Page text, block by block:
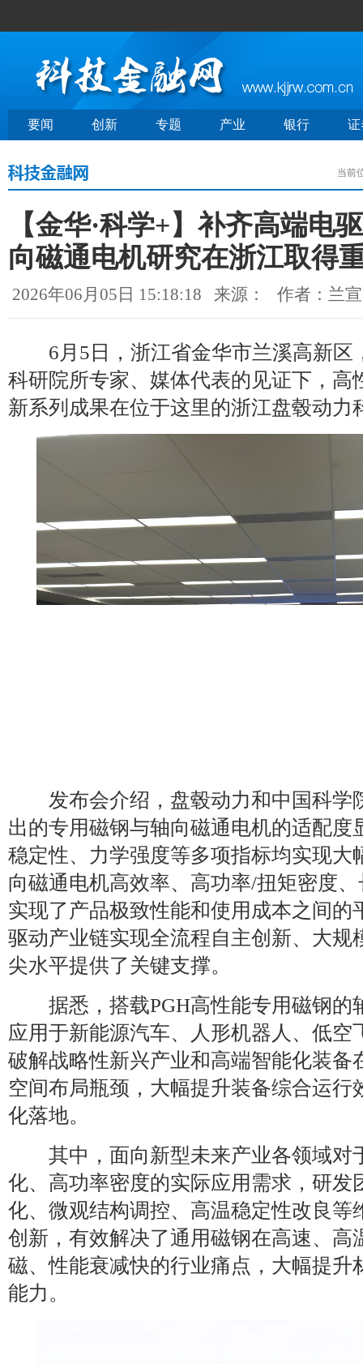
要闻 创新 专题 产业 银行 证
当前
【金华·科学+】补齐高端电
向磁通电机研究在浙江取得
2026年06月05日 15:18:18 来源： 作者：兰
6月5日，浙江省金华市兰溪高新区
科研院所专家、媒体代表的见证下，高
新系列成果在位于这里的浙江盘毂动力
发布会介绍，盘毂动力和中国科学
出的专用磁钢与轴向磁通电机的适配度
稳定性、力学强度等多项指标均实现大
向磁通电机高效率、高功率/扭矩密度
实现了产品极致性能和使用成本之间的
驱动产业链实现全流程自主创新、大规
尖水平提供了关键支撑。
据悉，搭载PGH高性能专用磁钢的
应用于新能源汽车、人形机器人、低空
破解战略性新兴产业和高端智能化装备
空间布局瓶颈，大幅提升装备综合运行
化落地。
其中，面向新型未来产业各领域对
化、高功率密度的实际应用需求，研发
化、微观结构调控、高温稳定性改良等
创新，有效解决了通用磁钢在高速、高
磁、性能衰减快的行业痛点，大幅提升
能力。